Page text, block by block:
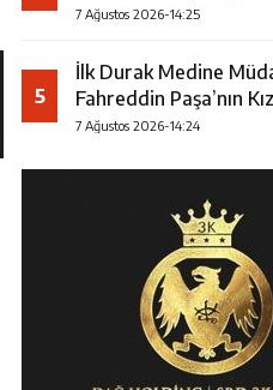
7 Ağustos 2026-14:25
5
İlk Durak Medine
Fahreddin Paşa’nın
7 Ağustos 2026-14:24